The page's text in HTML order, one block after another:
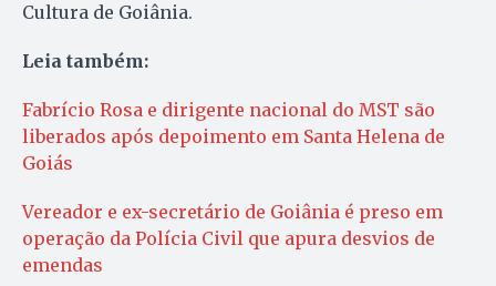
Cultura de Goiânia.
Leia também:
Fabrício Rosa e dirigente nacional do MST são
liberados após depoimento em Santa Helena de
Goiás
Vereador e ex-secretário de Goiânia é preso em
operação da Polícia Civil que apura desvios de
emendas